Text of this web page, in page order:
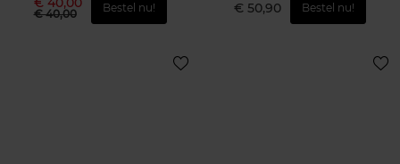
€ 40,00 Bestel nu! € 50,90 Bestel nu!